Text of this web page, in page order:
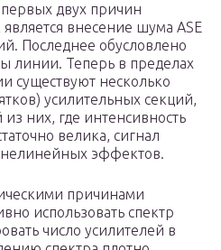
двух причин
внесение шума ASE
Последнее обусловлено
линии. Теперь в пределах
существуют несколько
усилительных секций,
них, где интенсивность
велика, сигнал
нелинейных эффектов.
причинами
использовать спектр
число усилителей в